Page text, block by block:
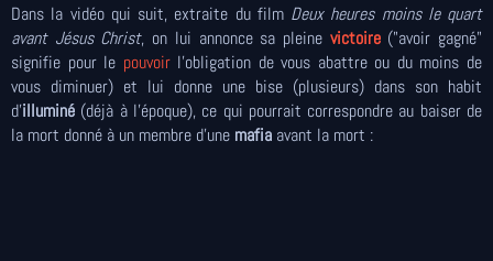
Dans la vidéo qui suit, extraite du film Deux heures moins le quart
avant Jésus Christ, on lui annonce sa pleine victoire("avoir gagné"
signifie pour le pouvoirl'obligation de vous abattre ou du moins de
vous diminuer) et lui donne une bise (plusieurs) dans son habit
d’illuminé (déjà à l'époque), ce qui pourrait correspondre au baiser de
la mort donné à un membre d'une mafia avant la mort :